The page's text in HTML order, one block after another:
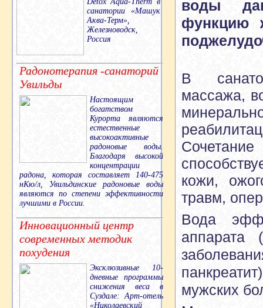
санатории «Машук
Аква-Терм»,
Железноводск,
Россия
Радонотерапия -санаторий
Увильды
Настоящим
богатством
Курорта являются
естественные
высокоактивные
радоновые воды.
Благодаря высокой
концентрации
радона, которая составляет 140-475
нКю/л, Увильдинские радоновые воды
являются по степени эффективности
лучшими в России.
Инновационный центр
современных методик
похудения
Эксклюзивные 10-
дневные программы
снижения веса в
Суздале: Арт-отель
«Николаевский
воды
функцию
В
массажа,
кожи,
травм,
Вода
аппарата
мужских